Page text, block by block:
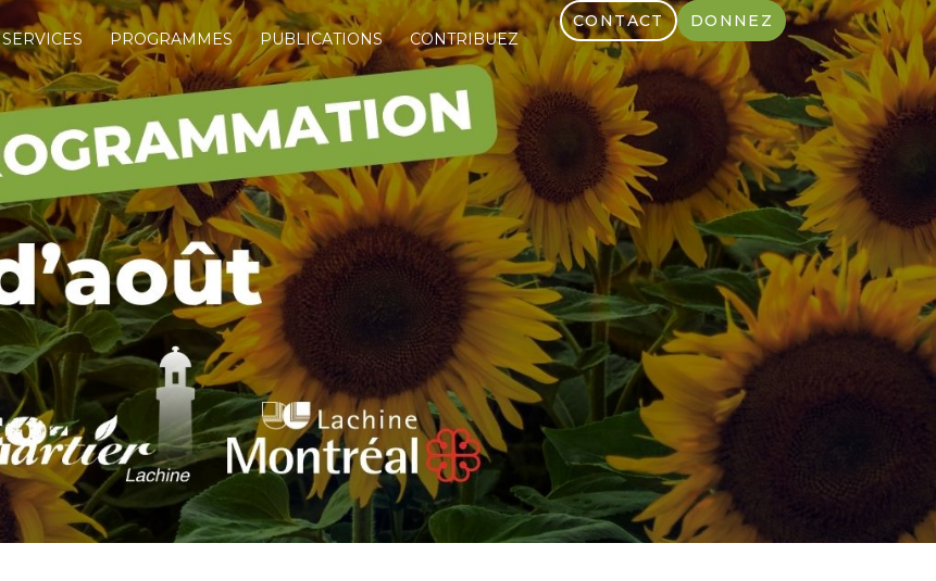
SERVICES PROGRAMMES PUBLICATIONS CONTRIBUEZ
CONTACT DONNEZ